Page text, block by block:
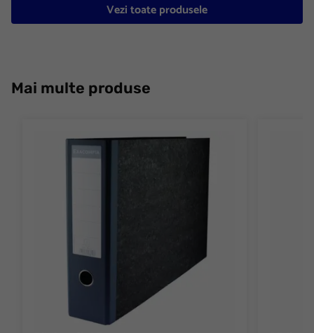
Vezi toate produsele
Mai multe produse